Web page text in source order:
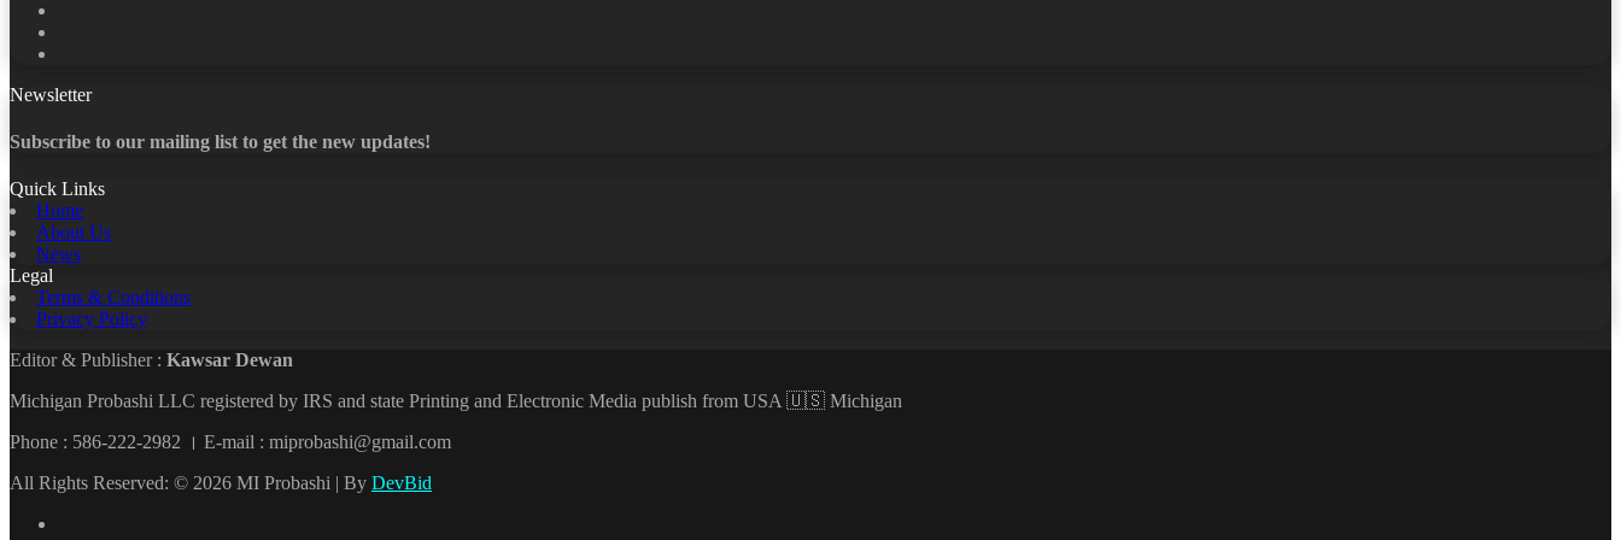
Newsletter
Subscribe to our mailing list to get the new updates!
Quick Links
Home
About Us
News
Legal
Terms & Conditions
Privacy Policy
Editor & Publisher : Kawsar Dewan
Michigan Probashi LLC registered by IRS and state Printing and Electronic Media publish from USA 🇺🇸 Michigan
Phone : 586-222-2982 । E-mail : miprobashi@gmail.com
All Rights Reserved: © 2026 MI Probashi | By DevBid